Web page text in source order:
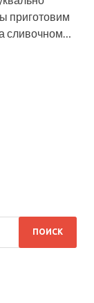
приготовим
сливочном…